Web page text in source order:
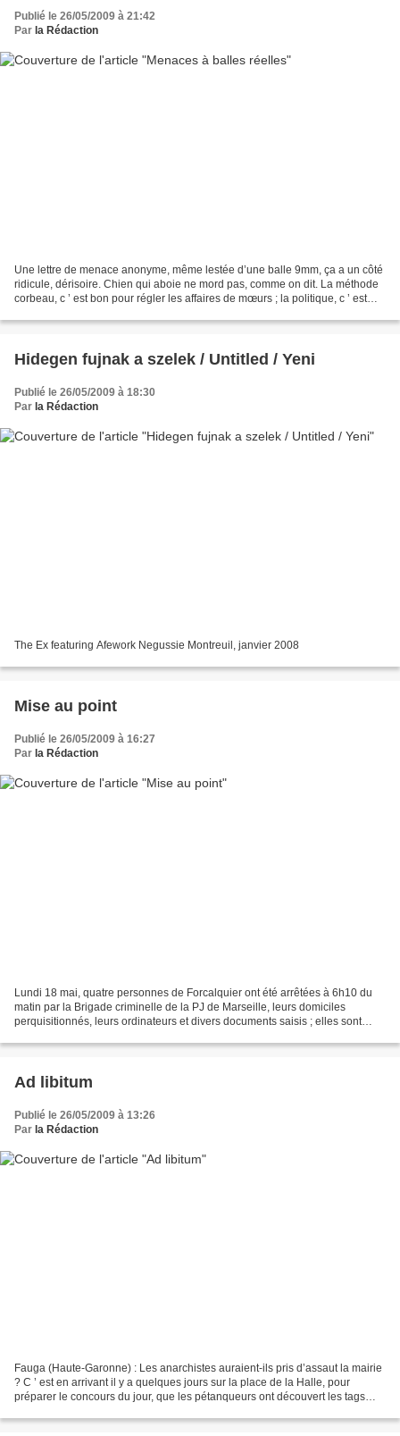
Publié le 26/05/2009 à 21:42
Par la Rédaction
Une lettre de menace anonyme, même lestée d’une balle 9mm, ça a un côté
ridicule, dérisoire. Chien qui aboie ne mord pas, comme on dit. La méthode
corbeau, c ’ est bon pour régler les affaires de mœurs ; la politique, c ’ est
Hidegen fujnak a szelek / Untitled / Yeni
Publié le 26/05/2009 à 18:30
Par la Rédaction
The Ex featuring Afework Negussie Montreuil, janvier 2008
Mise au point
Publié le 26/05/2009 à 16:27
Par la Rédaction
Lundi 18 mai, quatre personnes de Forcalquier ont été arrêtées à 6h10 du
matin par la Brigade criminelle de la PJ de Marseille, leurs domiciles
perquisitionnés, leurs ordinateurs et divers documents saisis ; elles sont
Ad libitum
Publié le 26/05/2009 à 13:26
Par la Rédaction
Fauga (Haute-Garonne) : Les anarchistes auraient-ils pris d’assaut la mairie
? C ’ est en arrivant il y a quelques jours sur la place de la Halle, pour
préparer le concours du jour, que les pétanqueurs ont découvert les tags